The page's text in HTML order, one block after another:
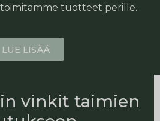
toimitamme tuotteet perille.
LUE LISÄÄ
vinkit taimien